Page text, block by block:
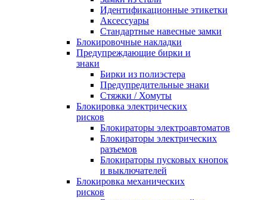
Идентификационные этикетки
Аксессуары
Стандартные навесные замки
Блокировочные накладки
Предупреждающие бирки и
знаки
Бирки из полиэстера
Предупредительные знаки
Стяжки / Хомуты
Блокировка электрических
рисков
Блокираторы электроавтоматов
Блокираторы электрических
разъемов
Блокираторы пусковых кнопок
и выключателей
Блокировка механических
рисков